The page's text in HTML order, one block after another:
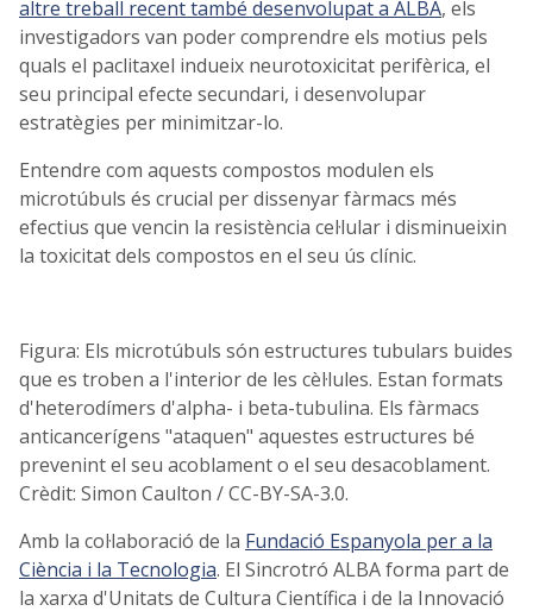
altre treball recent també desenvolupat a ALBA, els
investigadors van poder comprendre els motius pels
quals el paclitaxel indueix neurotoxicitat perifèrica, el
seu principal efecte secundari, i desenvolupar
estratègies per minimitzar-lo.
Entendre com aquests compostos modulen els
microtúbuls és crucial per dissenyar fàrmacs més
efectius que vencin la resistència cel·lular i disminueixin
la toxicitat dels compostos en el seu ús clínic.
Figura: Els microtúbuls són estructures tubulars buides
que es troben a l'interior de les cèl·lules. Estan formats
d'heterodímers d'alpha- i beta-tubulina. Els fàrmacs
anticancerígens "ataquen" aquestes estructures bé
prevenint el seu acoblament o el seu desacoblament.
Crèdit: Simon Caulton / CC-BY-SA-3.0.
Amb la col·laboració de la Fundació Espanyola per a la
Ciència i la Tecnologia. El Sincrotró ALBA forma part de
la xarxa d'Unitats de Cultura Científica i de la Innovació